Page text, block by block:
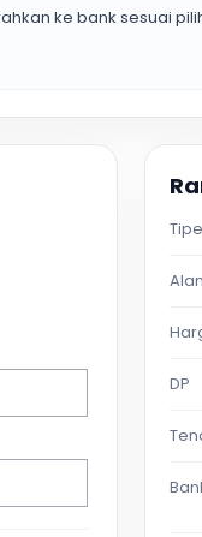
ke bank sesuai
DP